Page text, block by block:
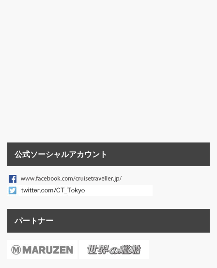
公式ソーシャルアカウント
パートナー